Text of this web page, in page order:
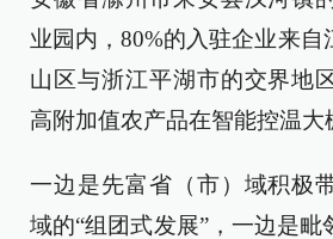
业园内，80%的入驻企业来自
山区与浙江平湖市的交界地
高附加值农产品在智能控温大
一边是先富省（市）域积极
域的“组团式发展”，一边是毗